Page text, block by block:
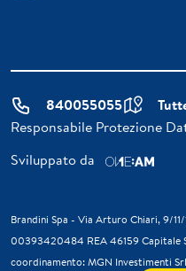
840055055
Responsabile Protezione
Sviluppato da
Brandini Spa - Via Arturo Chiari, 9/
00393420484 REA 46159 Capitale
coordinamento: MGN Investimenti